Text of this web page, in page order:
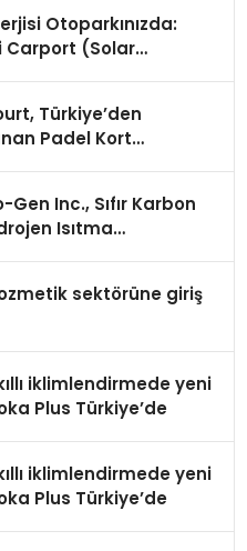
Otoparkınızda:
Carport (Solar
Türkiye’den
Padel Kort
Inc., Sıfır Karbon
Isıtma
sektörüne giriş
iklimlendirmede yeni
Plus Türkiye’de
iklimlendirmede yeni
Plus Türkiye’de